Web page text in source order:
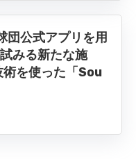
公式アプリを用
みる新たな施
を使った「Sou